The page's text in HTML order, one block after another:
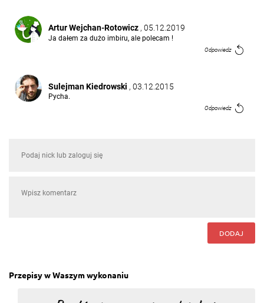
Artur Wejchan-Rotowicz , 05.12.2019
Ja dałem za dużo imbiru, ale polecam !
Odpowiedz
Sulejman Kiedrowski , 03.12.2015
Pycha.
Odpowiedz
DODAJ
Przepisy w Waszym wykonaniu